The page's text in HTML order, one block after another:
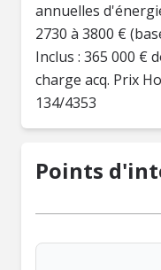
annuelles
2730 à 3800 €
Inclus : 365 000 €
charge acq. Prix
134/4353
Points